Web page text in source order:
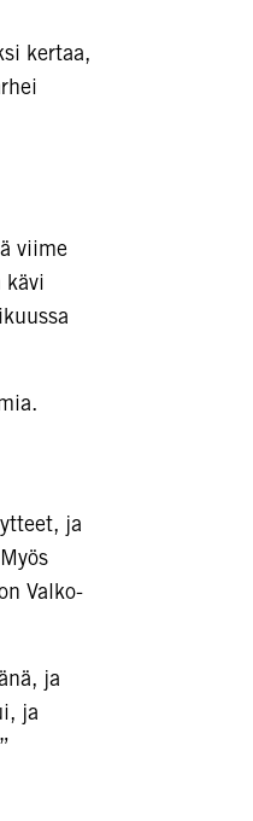
kertaa,
viime
kävi
ja
Valko-
ja
ja